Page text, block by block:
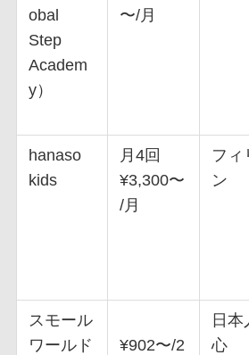
obal
Step
Academ
y）
〜/月
hanaso
kids
月4回
¥3,300〜
/月
フィ
ン
スモール
ワールド
¥902〜/2
日本
心